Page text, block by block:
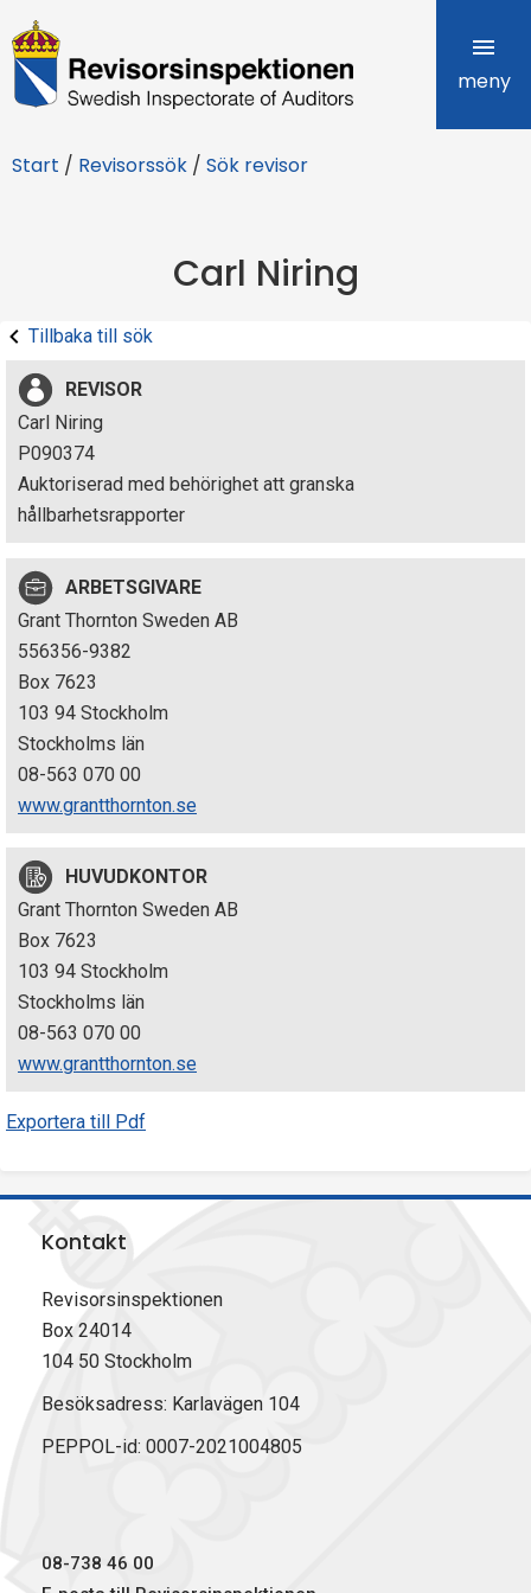
R
e
i
r
s
i
n
s
p
e
k
t
i
o
n
e
n
meny
Start / Revisorssök / Sök revisor
Carl Niring
Tillbaka till sök
REVISOR
Carl Niring
P090374
Auktoriserad med behörighet att granska
hållbarhetsrapporter
ARBETSGIVARE
Grant Thornton Sweden AB
556356-9382
Box 7623
103 94 Stockholm
Stockholms län
08-563 070 00
www.grantthornton.se
HUVUDKONTOR
Grant Thornton Sweden AB
Box 7623
103 94 Stockholm
Stockholms län
08-563 070 00
www.grantthornton.se
Exportera till Pdf
Kontakt
Revisorsinspektionen
Box 24014
104 50 Stockholm
Besöksadress: Karlavägen 104
PEPPOL-id: 0007-2021004805
08-738 46 00